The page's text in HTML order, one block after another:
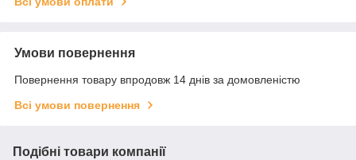
Умови повернення
Повернення товару впродовж 14 днів за домовленістю
Всі умови повернення
Подібні товари компанії